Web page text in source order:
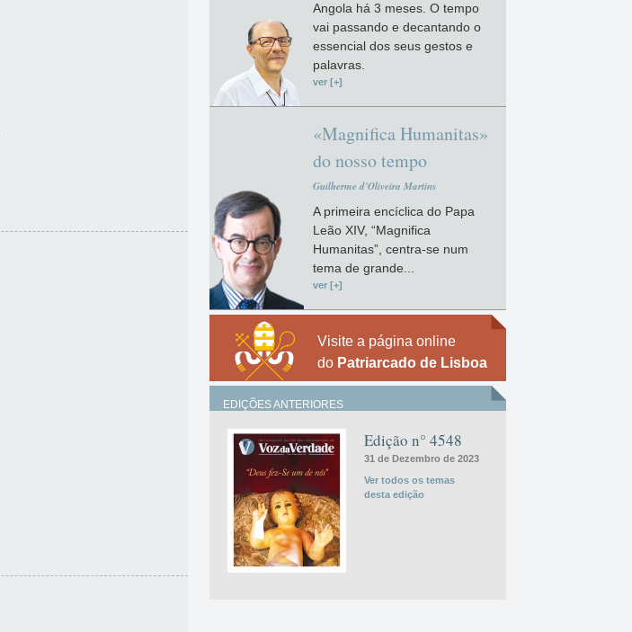
Angola há 3 meses. O tempo
vai passando e decantando o
essencial dos seus gestos e
palavras.
ver [+]
«Magnifica Humanitas»
do nosso tempo
Guilherme d'Oliveira Martins
A primeira encíclica do Papa
Leão XIV, “Magnifica
Humanitas”, centra-se num
tema de grande...
ver [+]
Visite a página online
do Patriarcado de Lisboa
EDIÇÕES ANTERIORES
Edição n° 4548
31 de Dezembro de 2023
Ver todos os temas
desta edição